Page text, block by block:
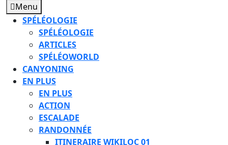
Menu
SPÉLÉOLOGIE
SPÉLÉOLOGIE
ARTICLES
SPÉLÉOWORLD
CANYONING
EN PLUS
EN PLUS
ACTION
ESCALADE
RANDONNÉE
ITINERAIRE WIKILOC 01